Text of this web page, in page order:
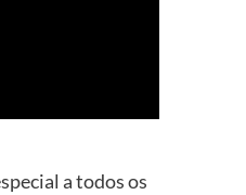
a todos os